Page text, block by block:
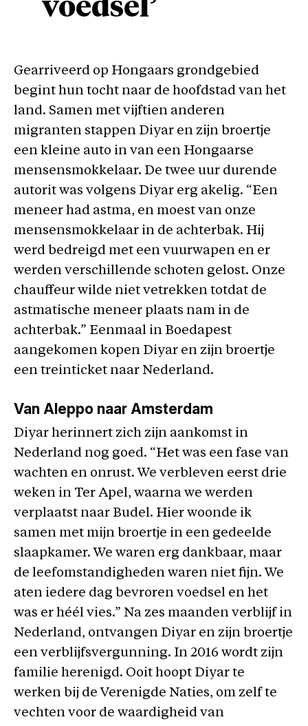
voedsel’
Gearriveerd op Hongaars grondgebied
begint hun tocht naar de hoofdstad van het
land. Samen met vijftien anderen
migranten stappen Diyar en zijn broertje
een kleine auto in van een Hongaarse
mensensmokkelaar. De twee uur durende
autorit was volgens Diyar erg akelig. “Een
meneer had astma, en moest van onze
mensensmokkelaar in de achterbak. Hij
werd bedreigd met een vuurwapen en er
werden verschillende schoten gelost. Onze
chauffeur wilde niet vetrekken totdat de
astmatische meneer plaats nam in de
achterbak.” Eenmaal in Boedapest
aangekomen kopen Diyar en zijn broertje
een treinticket naar Nederland.
Van Aleppo naar Amsterdam
Diyar herinnert zich zijn aankomst in
Nederland nog goed. “Het was een fase van
wachten en onrust. We verbleven eerst drie
weken in Ter Apel, waarna we werden
verplaatst naar Budel. Hier woonde ik
samen met mijn broertje in een gedeelde
slaapkamer. We waren erg dankbaar, maar
de leefomstandigheden waren niet fijn. We
aten iedere dag bevroren voedsel en het
was er héél vies.” Na zes maanden verblijf in
Nederland, ontvangen Diyar en zijn broertje
een verblijfsvergunning. In 2016 wordt zijn
familie herenigd. Ooit hoopt Diyar te
werken bij de Verenigde Naties, om zelf te
vechten voor de waardigheid van